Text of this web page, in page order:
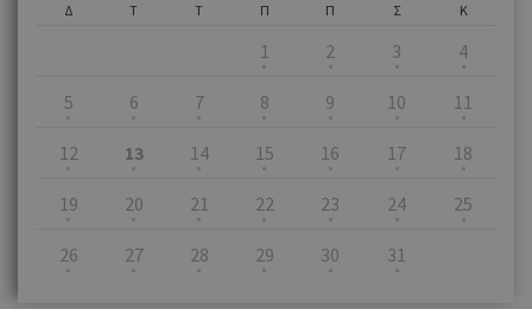
Δ Τ Τ Π
1
Π
2
Σ
3
Κ
4
5 6 7 8 9 10 11
12 13 14 15 16 17 18
19 20 21 22 23 24 25
26 27 28 29 30 31